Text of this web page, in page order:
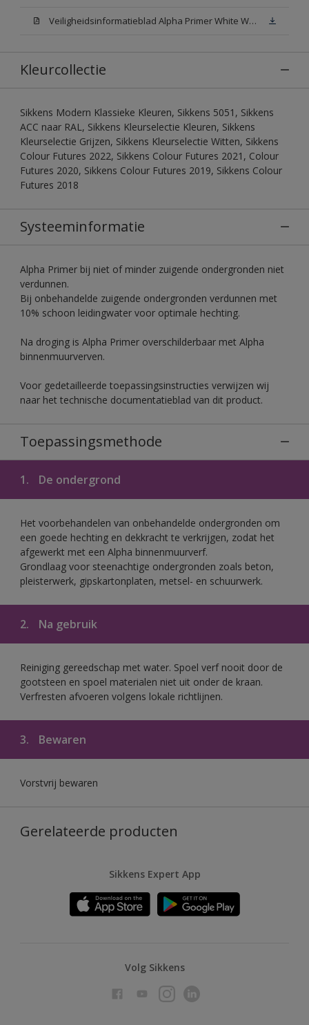
Veiligheidsinformatieblad Alpha Primer White W05 (MSDS)
Kleurcollectie
Sikkens Modern Klassieke Kleuren, Sikkens 5051, Sikkens
ACC naar RAL, Sikkens Kleurselectie Kleuren, Sikkens
Kleurselectie Grijzen, Sikkens Kleurselectie Witten, Sikkens
Colour Futures 2022, Sikkens Colour Futures 2021, Colour
Futures 2020, Sikkens Colour Futures 2019, Sikkens Colour
Futures 2018
Systeeminformatie
Alpha Primer bij niet of minder zuigende ondergronden niet
verdunnen.
Bij onbehandelde zuigende ondergronden verdunnen met
10% schoon leidingwater voor optimale hechting.
Na droging is Alpha Primer overschilderbaar met Alpha
binnenmuurverven.
Voor gedetailleerde toepassingsinstructies verwijzen wij
naar het technische documentatieblad van dit product.
Toepassingsmethode
1. De ondergrond
Het voorbehandelen van onbehandelde ondergronden om
een goede hechting en dekkracht te verkrijgen, zodat het
afgewerkt met een Alpha binnenmuurverf.
Grondlaag voor steenachtige ondergronden zoals beton,
pleisterwerk, gipskartonplaten, metsel- en schuurwerk.
2. Na gebruik
Reiniging gereedschap met water. Spoel verf nooit door de
gootsteen en spoel materialen niet uit onder de kraan.
Verfresten afvoeren volgens lokale richtlijnen.
3. Bewaren
Vorstvrij bewaren
Gerelateerde producten
Sikkens Expert App
Volg Sikkens